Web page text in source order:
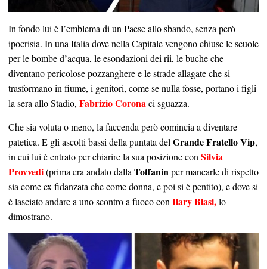
In fondo lui è l’emblema di un Paese allo sbando, senza però
ipocrisia. In una Italia dove nella Capitale vengono chiuse le scuole
per le bombe d’acqua, le esondazioni dei rii, le buche che
diventano pericolose pozzanghere e le strade allagate che si
trasformano in fiume, i genitori, come se nulla fosse, portano i figli
la sera allo Stadio, Fabrizio Coronaci sguazza.
Che sia voluta o meno, la faccenda però comincia a diventare
patetica. E gli ascolti bassi della puntata delGrande Fratello Vip,
in cui lui è entrato per chiarire la sua posizione conSilvia
Provvedi(prima era andato dallaToffaninper mancarle di rispetto
sia come ex fidanzata che come donna, e poi si è pentito), e dove si
è lasciato andare a uno scontro a fuoco conIlary Blasi,lo
dimostrano.